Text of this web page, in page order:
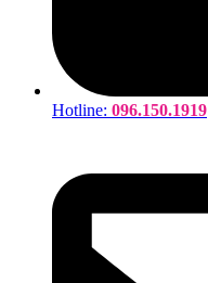
Hotline: 096.150.1919